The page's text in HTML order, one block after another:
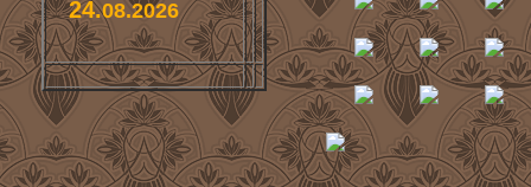
24.08.2026